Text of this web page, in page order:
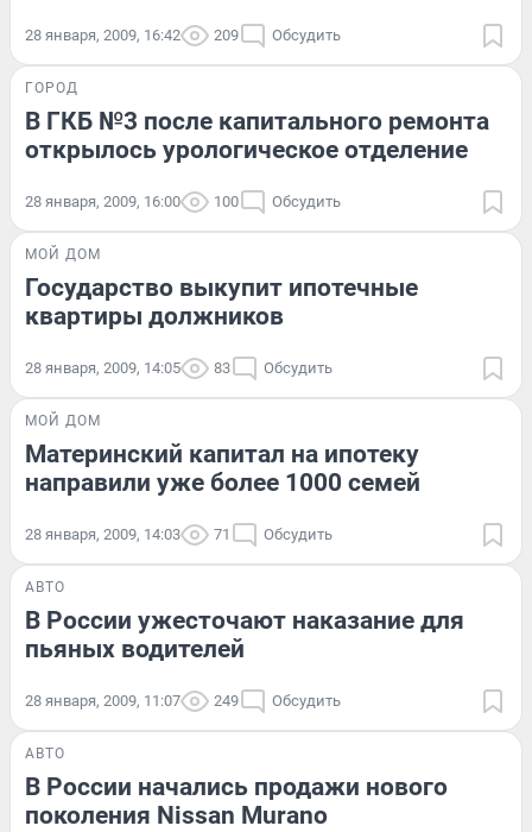
28 января, 2009, 16:42 209 Обсудить
ГОРОД
В ГКБ №3 после капитального ремонта
открылось урологическое отделение
28 января, 2009, 16:00 100 Обсудить
МОЙ ДОМ
Государство выкупит ипотечные
квартиры должников
28 января, 2009, 14:05 83 Обсудить
МОЙ ДОМ
Материнский капитал на ипотеку
направили уже более 1000 семей
28 января, 2009, 14:03 71 Обсудить
АВТО
В России ужесточают наказание для
пьяных водителей
28 января, 2009, 11:07 249 Обсудить
АВТО
В России начались продажи нового
поколения Nissan Murano